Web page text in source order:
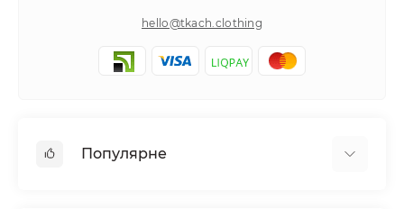
hello@tkach.clothing
Популярне